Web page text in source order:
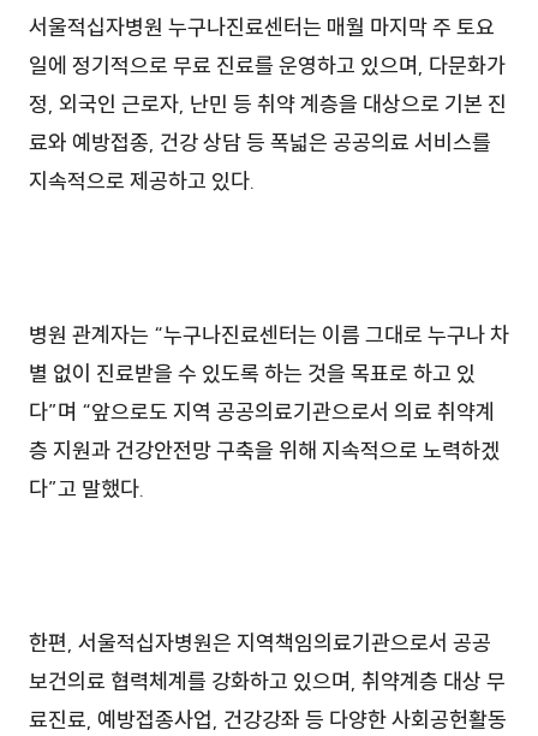
서울적십자병원 누구나진료센터는 매월 마지막 주 토요
일에 정기적으로 무료 진료를 운영하고 있으며, 다문화가
정, 외국인 근로자, 난민 등 취약 계층을 대상으로 기본 진
료와 예방접종, 건강 상담 등 폭넓은 공공의료 서비스를
지속적으로 제공하고 있다.
병원 관계자는 “누구나진료센터는 이름 그대로 누구나 차
별 없이 진료받을 수 있도록 하는 것을 목표로 하고 있
다”며 “앞으로도 지역 공공의료기관으로서 의료 취약계
층 지원과 건강안전망 구축을 위해 지속적으로 노력하겠
다”고 말했다.
한편, 서울적십자병원은 지역책임의료기관으로서 공공
보건의료 협력체계를 강화하고 있으며, 취약계층 대상 무
료진료, 예방접종사업, 건강강좌 등 다양한 사회공헌활동